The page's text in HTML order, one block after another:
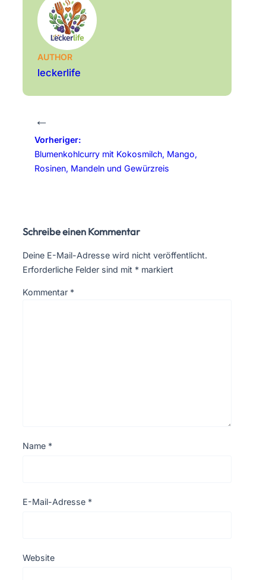
AUTHOR
leckerlife
←
Vorheriger:
Blumenkohlcurry mit Kokosmilch, Mango,
Rosinen, Mandeln und Gewürzreis
Schreibe einen Kommentar
Deine E-Mail-Adresse wird nicht veröffentlicht.
Erforderliche Felder sind mit * markiert
Kommentar *
Name *
E-Mail-Adresse *
Website